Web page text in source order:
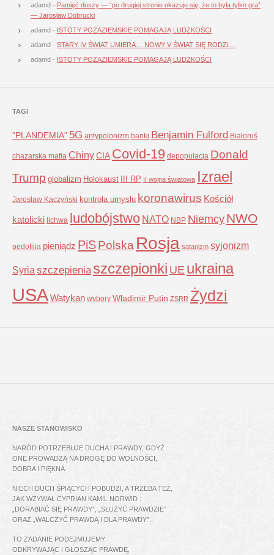
adamd - Pamięć duszy — “po drugiej stronie okazuje się, że to była tylko gra”
— Jarosław Dobrucki
adamd - ISTOTY POZAZIEMSKIE POMAGAJĄ LUDZKOŚCI
adamd - STARY IV ŚWIAT UMIERA… NOWY V ŚWIAT SIĘ RODZI…
adamd - ISTOTY POZAZIEMSKIE POMAGAJĄ LUDZKOŚCI
TAGI
"PLANDEMIA" 5G antypolonizm banki Benjamin Fulford Białoruś
chazarska mafia ChinyCIA Covid-19 depopulacja Donald
Trump globalizm Holokaust III RP II wojna światowa Izrael
Jarosław Kaczyński kontrola umysłu koronawirus Kościół
katolicki lichwa ludobójstwo NATO NBP NiemcyNWO
pedofilia pieniądz PiSPolska Rosja satanizm syjonizm
Syria szczepienia szczepionki UE ukraina
USAWatykan wybory Władimir Putin ZSRR Żydzi
NASZE STANOWISKO
NARÓD POTRZEBUJE DUCHA I PRAWDY, GDYŻ
ONE PROWADZĄ NA DROGĘ DO WOLNOŚCI,
DOBRA I PIĘKNA.
NIECH DUCH ŚPIĄCYCH POBUDZI, A TRZEBA TEŻ,
JAK WZYWAŁ CYPRIAN KAMIL NORWID :
„DORABIAĆ SIĘ PRAWDY”, „SŁUŻYĆ PRAWDZIE”
ORAZ „WALCZYĆ PRAWDĄ I DLA PRAWDY”.
TO ZADANIE PODEJMUJEMY
ODKRYWAJĄC I GŁOSZĄC PRAWDĘ,